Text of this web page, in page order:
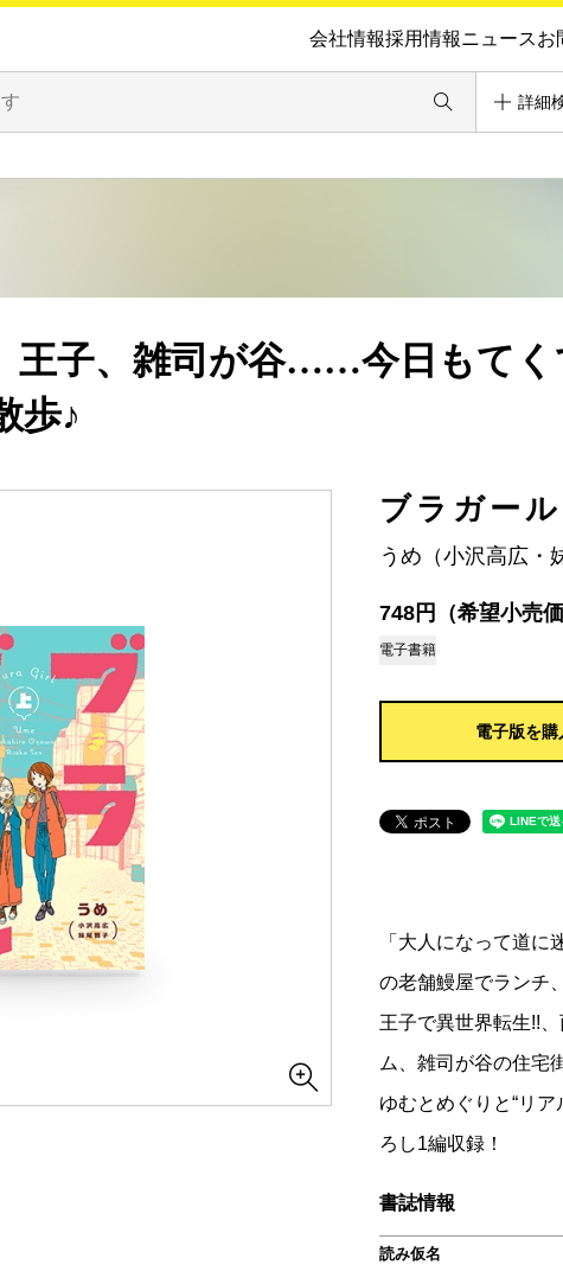
会社情報採用情報ニュースお
詳細
王子、雑司が谷……今日もてく
歩♪
ブラガー
うめ（小沢高広・
748円（希望小売価
電子書籍
電子版を購
「大人になって道
の老舗鰻屋でランチ
王子で異世界転生!!
ム、雑司が谷の住
ゆむとめぐりと“リ
ろし1編収録！
書誌情報
読み仮名